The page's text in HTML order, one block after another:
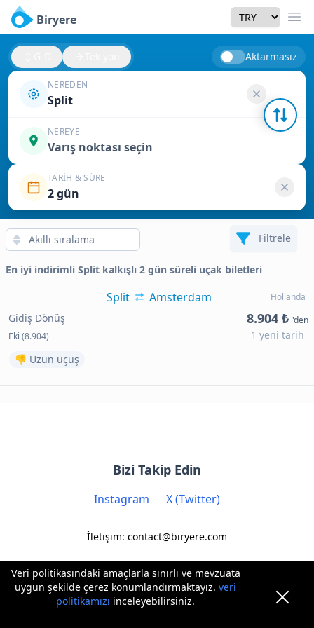
Veri politikasındaki amaçlarla sınırlı ve mevzuata
uygun şekilde çerez konumlandırmaktayız.veri
politikamızı inceleyebilirsiniz.
Biryere Currency
Aktarmasız
NEREDEN
Split
NEREYE
Varış noktası seçin
TARIH & SÜRE
2 gün
Filtrele
En iyi indirimli Split kalkışlı 2 gün süreli uçak biletleri
Hollanda
Split Amsterdam
Gidiş Dönüş
Eki (8.904)
8.904 ₺ 'den
1 yeni tarih
👎 Uzun uçuş
Bizi Takip Edin
Instagram X (Twitter)
İletişim: contact@biryere.com